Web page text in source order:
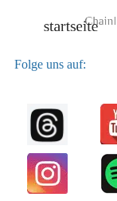
Folge uns auf: